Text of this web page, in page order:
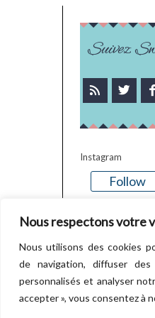
Nous respectons votre
Nous utilisons des cookies
de navigation, diffuser
personnalisés et analyser
accepter », vous consentez à
Suivez
Instagram
Follow
POWERED BY